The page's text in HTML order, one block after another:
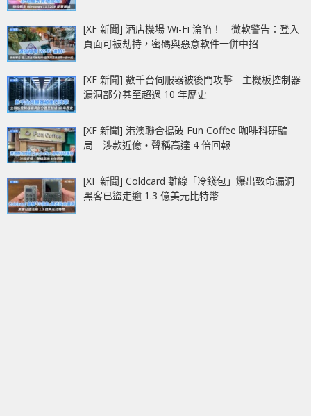
[XF 新聞] 酒店機場 Wi-Fi 淪陷！ 微軟警告：登入
頁面可被劫持，密碼與惡意軟件一併中招
[XF 新聞] 數千台伺服器被後門攻擊 主機板控制器
漏洞部分甚至超過 10 年歷史
[XF 新聞] 港澳聯合搗破 Fun Coffee 咖啡科研騙
局 涉款近億‧聲稱高達 4 倍回報
[XF 新聞] Coldcard 離線「冷錢包」爆出致命漏洞
黑客已盜走逾 1.3 億美元比特幣